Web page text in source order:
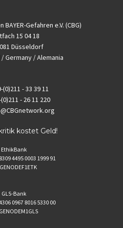
Gefahren e.V. (CBG)
15 04 18
Düsseldorf
Germany / Alemania
(0)211 - 33 39 11
- 26 11 220
kostet Geld!
EthikBank
4495 0003 1999 91
GLS-Bank
0967 8016 5330 00